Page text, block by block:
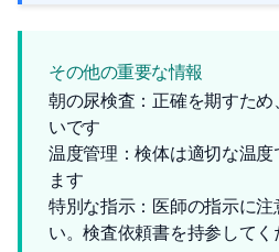
その他の重要な情報
朝の尿検査：正確を期すた
いです
温度管理：検体は適切な温度
ます
特別な指示：医師の指示に注
い。検査依頼書を持参してく